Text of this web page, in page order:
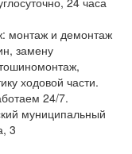
монтаж и демонтаж
замену
ходовой части.
24/7.
муниципальный
3